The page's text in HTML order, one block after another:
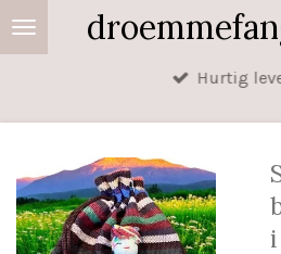
Spring
til
Hurtig